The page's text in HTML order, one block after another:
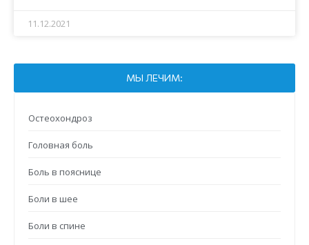
11.12.2021
МЫ ЛЕЧИМ:
Остеохондроз
Головная боль
Боль в пояснице
Боли в шее
Боли в спине